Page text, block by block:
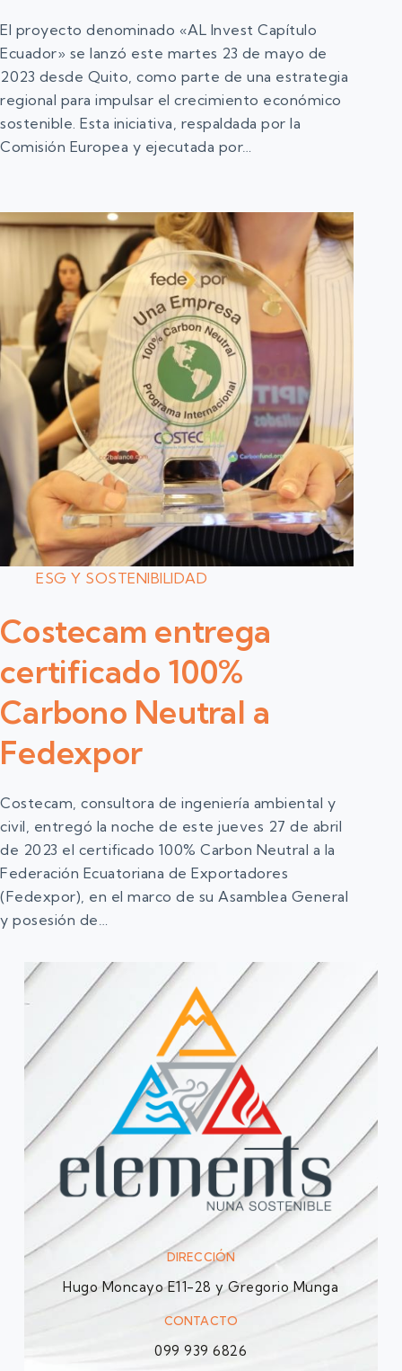
El proyecto denominado «AL Invest Capítulo
Ecuador» se lanzó este martes 23 de mayo de
2023 desde Quito, como parte de una estrategia
regional para impulsar el crecimiento económico
sostenible. Esta iniciativa, respaldada por la
Comisión Europea y ejecutada por…
ESG Y SOSTENIBILIDAD
Costecam entrega
certificado 100%
Carbono Neutral a
Fedexpor
Costecam, consultora de ingeniería ambiental y
civil, entregó la noche de este jueves 27 de abril
de 2023 el certificado 100% Carbon Neutral a la
Federación Ecuatoriana de Exportadores
(Fedexpor), en el marco de su Asamblea General
y posesión de…
DIRECCIÓN
Hugo Moncayo E11-28 y Gregorio Munga
CONTACTO
099 939 6826